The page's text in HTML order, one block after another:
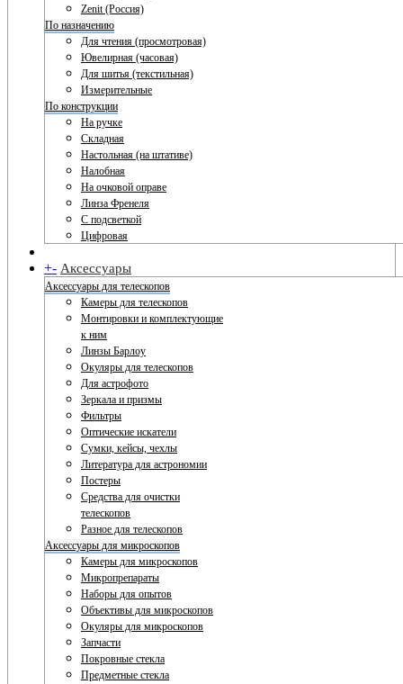
Zenit (Россия)
По назначению
Для чтения (просмотровая)
Ювелирная (часовая)
Для шитья (текстильная)
Измерительные
По конструкции
На ручке
Складная
Настольная (на штативе)
Налобная
На очковой оправе
Линза Френеля
С подсветкой
Цифровая
+- Аксессуары
Аксессуары для телескопов
Камеры для телескопов
Монтировки и комплектующие
к ним
Линзы Барлоу
Окуляры для телескопов
Для астрофото
Зеркала и призмы
Фильтры
Оптические искатели
Сумки, кейсы, чехлы
Литература для астрономии
Постеры
Средства для очистки
телескопов
Разное для телескопов
Аксессуары для микроскопов
Камеры для микроскопов
Микропрепараты
Наборы для опытов
Объективы для микроскопов
Окуляры для микроскопов
Запчасти
Покровные стекла
Предметные стекла